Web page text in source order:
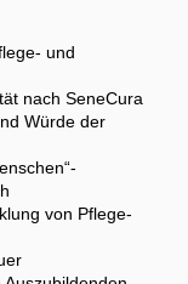
und
nach SeneCura
Würde der
von Pflege-